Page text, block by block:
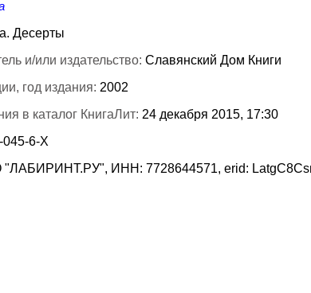
Десерты
и/или издательство: Славянский Дом Книги
год издания: 2002
в каталог КнигаЛит: 24 декабря 2015, 17:30
045-6-Х
"ЛАБИРИНТ.РУ", ИНН: 7728644571, erid: